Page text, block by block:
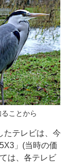
ことから
たテレビは、今
」(当時の価
は、各テレビ